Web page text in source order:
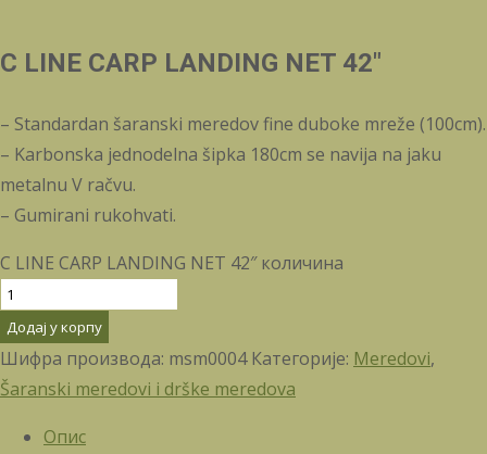
C LINE CARP LANDING NET 42″
– Standardan šaranski meredov fine duboke mreže (100cm).
– Karbonska jednodelna šipka 180cm se navija na jaku
metalnu V račvu.
– Gumirani rukohvati.
C LINE CARP LANDING NET 42″ количина
Додај у корпу
Шифра производа: msm0004 Категорије: Meredovi,
Šaranski meredovi i drške meredova
Опис